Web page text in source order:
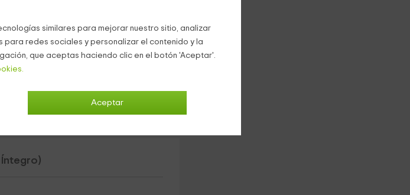
similares para mejorar nuestro sitio, analizar
redes sociales y personalizar el contenido y la
que aceptas haciendo clic en el botón 'Aceptar'.
Aceptar